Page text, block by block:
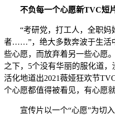
不负每一个心愿新TVC短
“考研党，打工人，全职妈
者……”，绝大多数奔波于生活
些心愿，而放弃着另一些心愿
之下，5个没有华丽的服化道
活化地道出2021薇娅狂欢节
个心愿都值得被看见，有心愿
宣传片以一个“心愿”为切入